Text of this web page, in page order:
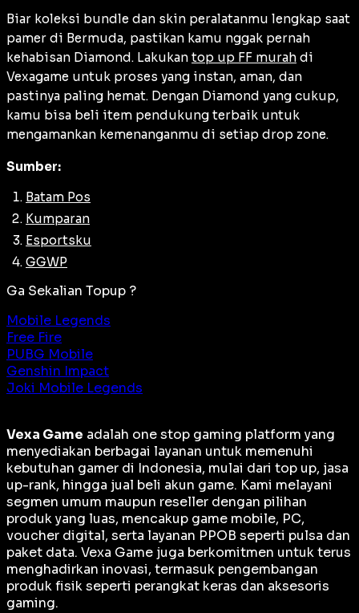
Biar koleksi bundle dan skin peralatanmu lengkap saat
pamer di Bermuda, pastikan kamu nggak pernah
kehabisan Diamond. Lakukan top up FF murah di
Vexagame untuk proses yang instan, aman, dan
pastinya paling hemat. Dengan Diamond yang cukup,
kamu bisa beli item pendukung terbaik untuk
mengamankan kemenanganmu di setiap drop zone.
Sumber:
Batam Pos
Kumparan
Esportsku
GGWP
Ga Sekalian Topup ?
Mobile Legends
Free Fire
PUBG Mobile
Genshin Impact
Joki Mobile Legends
Vexa Game adalah one stop gaming platform yang
menyediakan berbagai layanan untuk memenuhi
kebutuhan gamer di Indonesia, mulai dari top up, jasa
up-rank, hingga jual beli akun game. Kami melayani
segmen umum maupun reseller dengan pilihan
produk yang luas, mencakup game mobile, PC,
voucher digital, serta layanan PPOB seperti pulsa dan
paket data. Vexa Game juga berkomitmen untuk terus
menghadirkan inovasi, termasuk pengembangan
produk fisik seperti perangkat keras dan aksesoris
gaming.